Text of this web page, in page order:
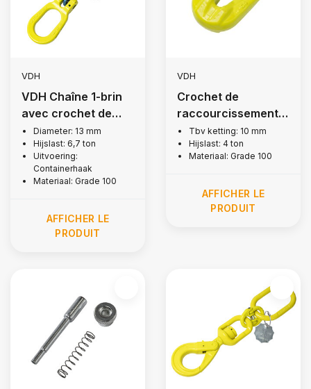
VDH
VDH Chaîne 1-brin
avec crochet de
conteneur, Grade
100
Diameter: 13 mm
Hijslast: 6,7 ton
Uitvoering:
Containerhaak
Materiaal: Grade 100
AFFICHER LE
PRODUIT
VDH
Crochet de
raccourcissement +
Dispositif de
sécurité grade 100
Tbv ketting: 10 mm
Hijslast: 4 ton
Materiaal: Grade 100
AFFICHER LE
PRODUIT